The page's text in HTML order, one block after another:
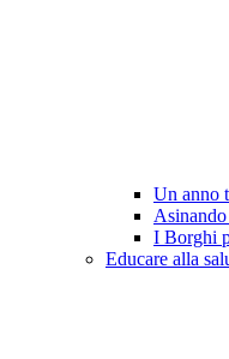
Un anno
I Borghi
Educare alla